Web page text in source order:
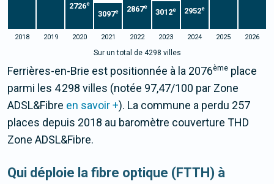
2726e
3097e 2867e
3012e 2952e
2018 2019 2020 2021 2022 2023 2024 2025 2026
Sur un total de 4298 villes
Ferrières-en-Brie est positionnée à la 2076ème place
parmi les 4 298 villes (notée 97,47/100 par Zone
ADSL&Fibre en savoir +). La commune a perdu 257
places depuis 2018 au baromètre couverture THD
Zone ADSL&Fibre.
Qui déploie la fibre optique (FTTH) à